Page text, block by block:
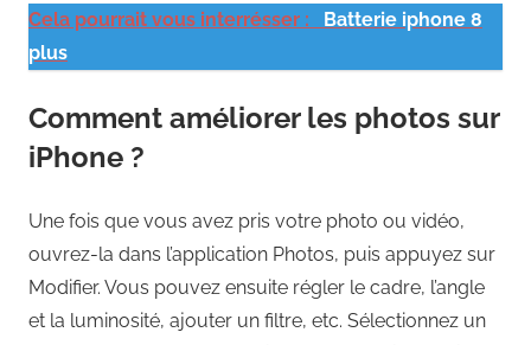
Cela pourrait vous interrésser :
Batterie iphone 8
plus
Comment améliorer les photos sur
iPhone ?
Une fois que vous avez pris votre photo ou vidéo,
ouvrez-la dans l’application Photos, puis appuyez sur
Modifier. Vous pouvez ensuite régler le cadre, l’angle
et la luminosité, ajouter un filtre, etc. Sélectionnez un